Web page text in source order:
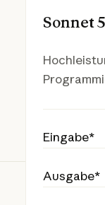
Sonnet 5
Eingabe*
Ausgabe*